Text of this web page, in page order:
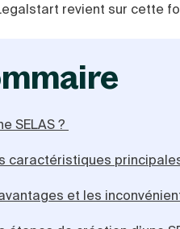
revient sur cette
SELAS ?
caractéristiques principales
et les